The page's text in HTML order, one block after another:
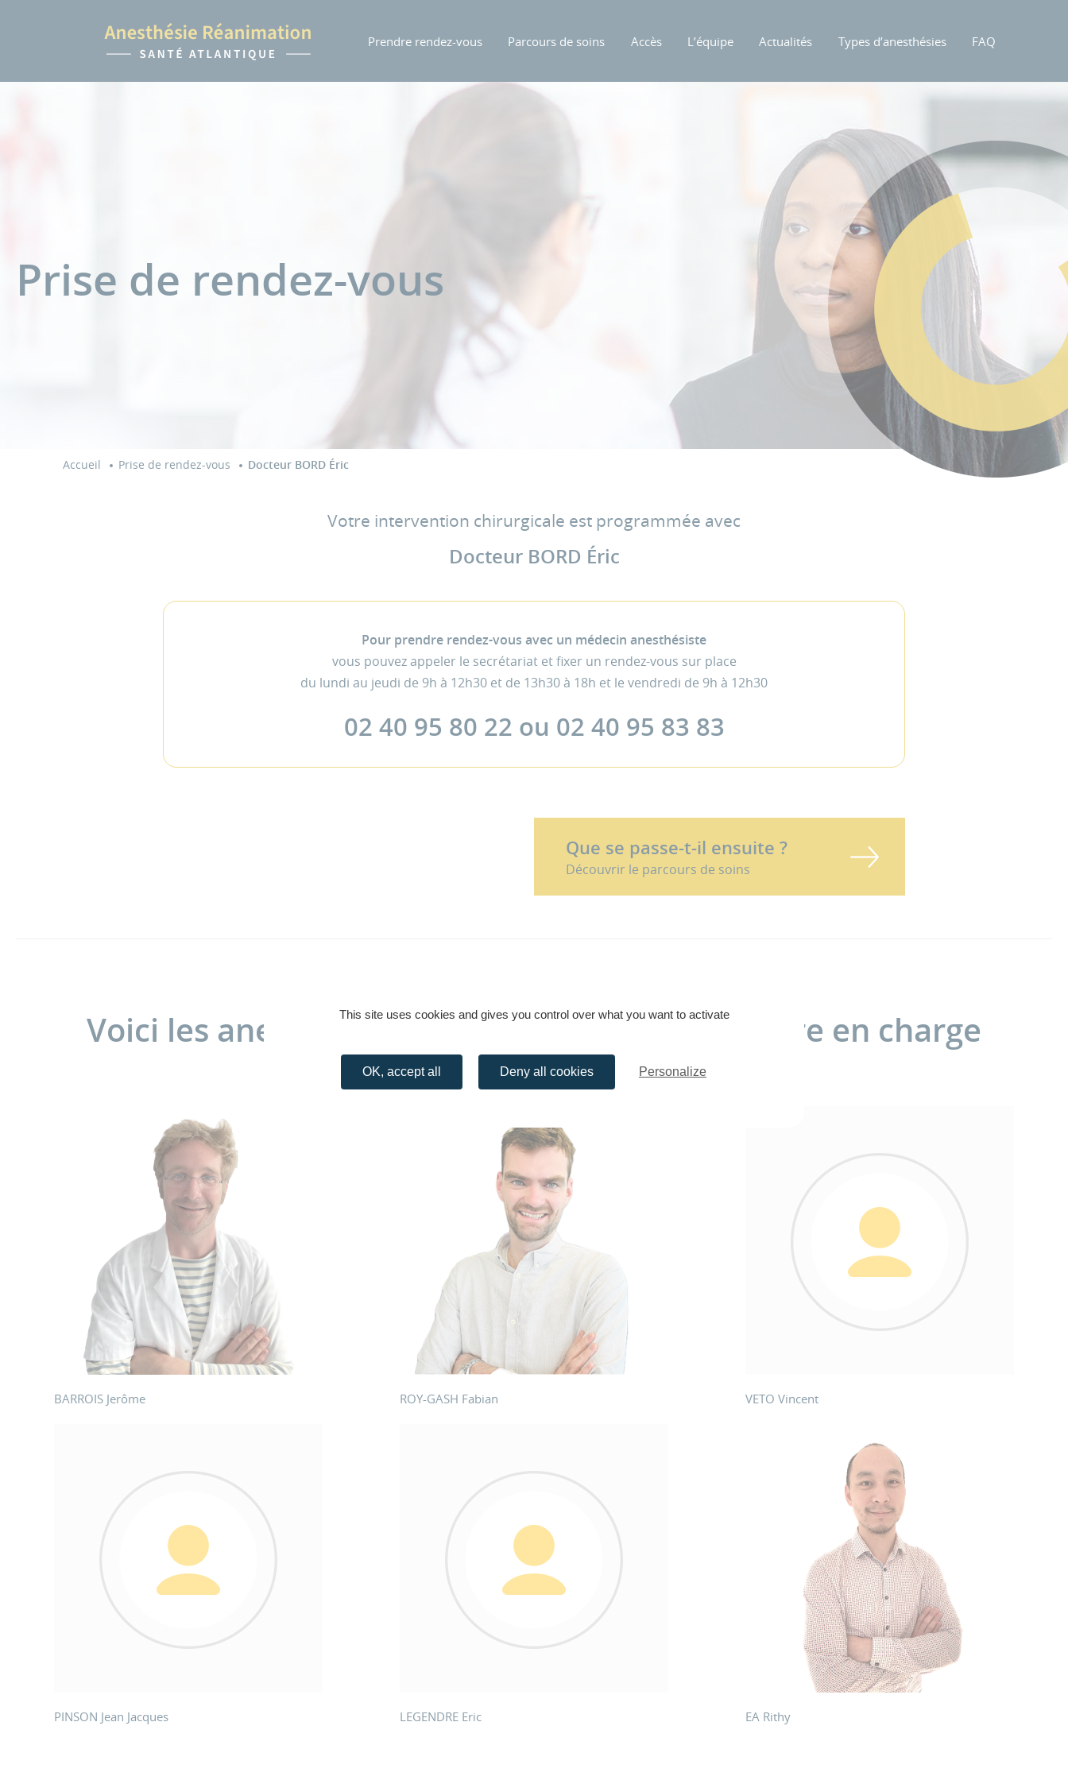
Prendre rendez-vous Parcours de soins Accès L’équipe Actualités Types d’anesthésies FAQ
Prise de rendez-vous
Accueil Prise de rendez-vous Docteur BORD Éric
Votre intervention chirurgicale est programmée avec
Docteur BORD Éric
Pour prendre rendez-vous avec un médecin anesthésiste
vous pouvez appeler le secrétariat et fixer un rendez-vous sur place
du lundi au jeudi de 9h à 12h30 et de 13h30 à 18h et le vendredi de 9h à 12h30
02 40 95 80 22 ou 02 40 95 83 83
Que se passe-t-il ensuite ?
Découvrir le parcours de soins
Voici les anesthésistes qui peuvent vous prendre en charge
BARROIS Jerôme ROY-GASH Fabian VETO Vincent
PINSON Jean Jacques LEGENDRE Eric EA Rithy
This site uses cookies and gives you control over what you want to activate
OK, accept all Deny all cookies Personalize